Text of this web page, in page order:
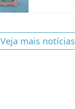
Veja mais notícias